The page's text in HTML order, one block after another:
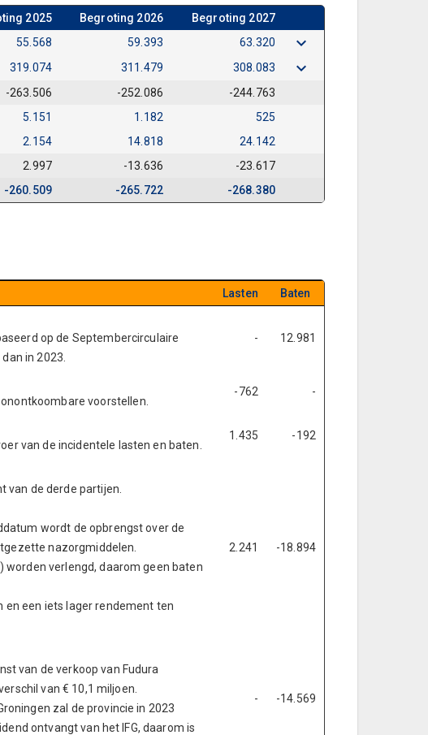
2025 Begroting 2026
Begroting 2027
55.568 59.393
63.320
319.074 311.479
308.083
-263.506 -252.086
-244.763
5.151 1.182
525
2.154 14.818
24.142
2.997 -13.636
-23.617
-260.509 -265.722 -268.380
Lasten
Baten
op de Septembercirculaire
in 2023.
- 12.981
voorstellen.
-762 -
van de incidentele lasten en baten.
1.435 -192
van de derde partijen.
wordt de opbrengst over de
nazorgmiddelen.
worden verlengd, daarom geen baten
en een iets lager rendement ten
2.241 -18.894
van de verkoop van Fudura
van € 10,1 miljoen.
zal de provincie in 2023
ontvangt van het IFG, daarom is
- -14.569